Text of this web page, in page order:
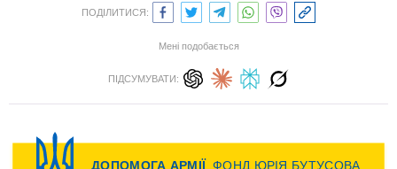
ПОДІЛИТИСЯ:
Мені подобається
ПІДСУМУВАТИ: